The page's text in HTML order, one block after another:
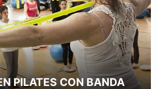
PILATES CON BANDA